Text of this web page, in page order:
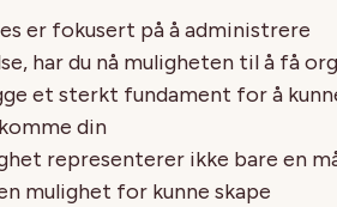
er fokusert på å administrere
, har du nå muligheten til å få
et sterkt fundament for å
din
het representerer ikke bare en
mulighet for kunne skape